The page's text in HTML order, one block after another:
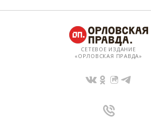
СЕТЕВОЕ ИЗДАНИЕ
«ОРЛОВСКАЯ ПРАВДА»